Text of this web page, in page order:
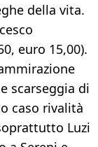
della vita.
euro 15,00).
scarseggia di
caso rivalità
Luzi